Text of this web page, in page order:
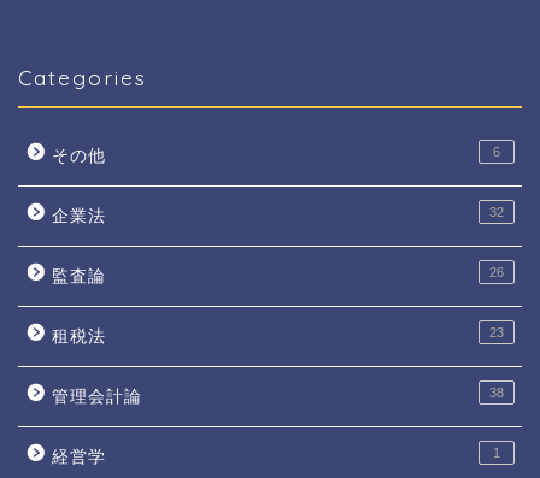
Categories
その他 6
企業法 32
監査論 26
租税法 23
管理会計論 38
経営学 1